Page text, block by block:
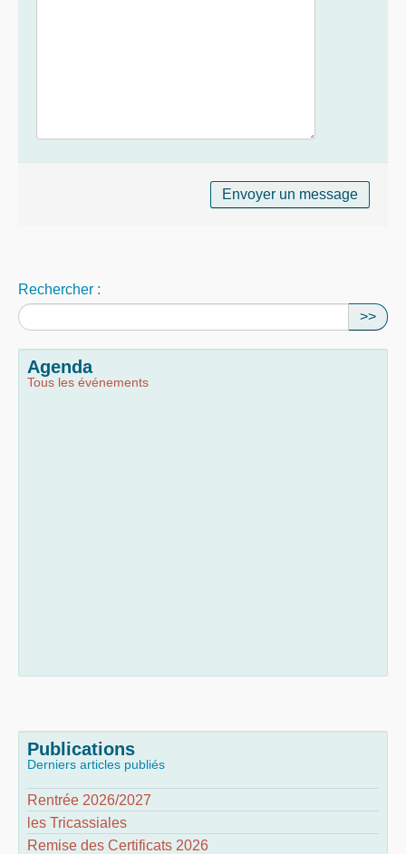
Rechercher :
>>
Agenda
Tous les événements
Publications
Derniers articles publiés
Rentrée 2026/2027
les Tricassiales
Remise des Certificats 2026